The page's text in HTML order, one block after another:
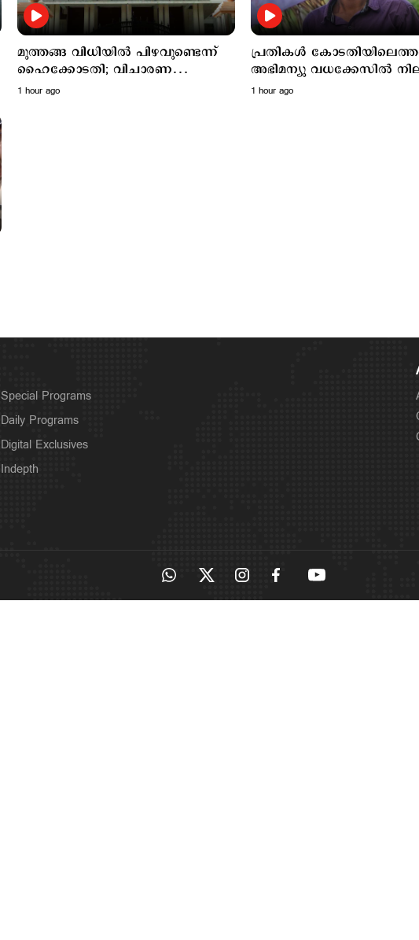
മുത്തങ്ങ വിധിയില്‍ പിഴവുണ്ടെന്ന്
ഹൈക്കോടതി; വിചാരണ
കോടതിക്ക് വിമര്‍ശനം
1 hour ago
പ്രതികള്‍
അഭിമന്യു വധക്കേസില്‍
കടുപ്പിച്ച് കോടതി
1 hour ago
Special Programs
Daily Programs
Digital Exclusives
Indepth